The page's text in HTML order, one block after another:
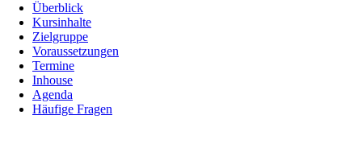
Überblick
Kursinhalte
Zielgruppe
Voraussetzungen
Termine
Inhouse
Agenda
Häufige Fragen